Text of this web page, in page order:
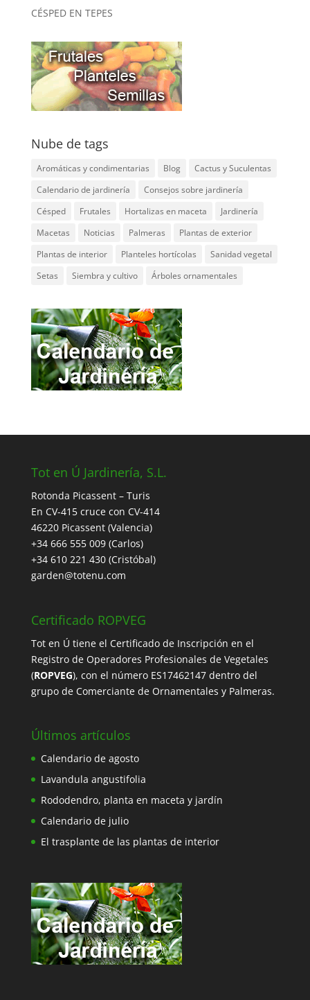
CÉSPED EN TEPES
Nube de tags
Aromáticas y condimentarias Blog
Cactus y Suculentas
Calendario de jardinería
Consejos sobre jardinería
Césped
Frutales Hortalizas en maceta
Jardinería
Macetas
Noticias Palmeras
Plantas de exterior
Plantas de interior
Planteles hortícolas
Sanidad vegetal
Setas
Siembra y cultivo Árboles ornamentales
Tot en Ú Jardinería, S.L.
Rotonda Picassent – Turis
En CV-415 cruce con CV-414
46220 Picassent (Valencia)
+34 666 555 009 (Carlos)
+34 610 221 430 (Cristóbal)
garden@totenu.com
Certificado ROPVEG
Tot en Ú tiene el Certificado de Inscripción en el
Registro de Operadores Profesionales de Vegetales
(ROPVEG), con el número ES17462147 dentro del
grupo de Comerciante de Ornamentales y Palmeras.
Últimos artículos
Calendario de agosto
Lavandula angustifolia
Rododendro, planta en maceta y jardín
Calendario de julio
El trasplante de las plantas de interior